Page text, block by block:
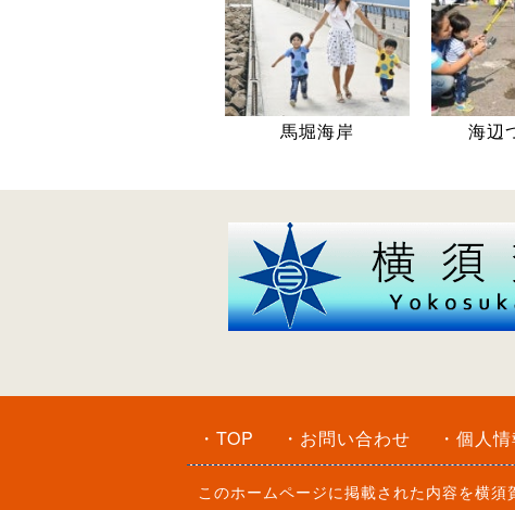
馬堀海岸 海辺
・TOP ・お問い合わせ ・個人
このホームページに掲載された内容を横須